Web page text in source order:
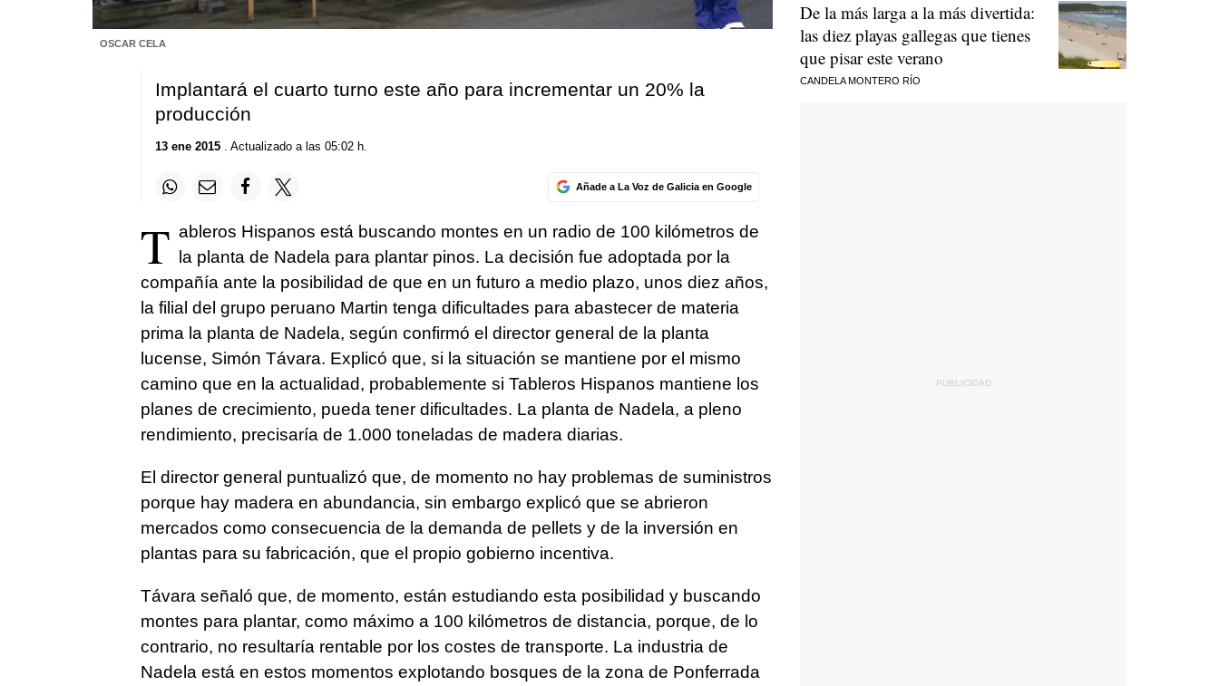
OSCAR CELA
Implantará el cuarto turno este año para incrementar un 20% la
producción
13 ene 2015. Actualizado a las 05:02 h.
Añade a La Voz de Galicia en Google
T ableros Hispanos está buscando montes en un radio de 100 kilómetros de
la planta de Nadela para plantar pinos. La decisión fue adoptada por la
compañía ante la posibilidad de que en un futuro a medio plazo, unos diez años,
la filial del grupo peruano Martin tenga dificultades para abastecer de materia
prima la planta de Nadela, según confirmó el director general de la planta
lucense, Simón Távara. Explicó que, si la situación se mantiene por el mismo
camino que en la actualidad, probablemente si Tableros Hispanos mantiene los
planes de crecimiento, pueda tener dificultades. La planta de Nadela, a pleno
rendimiento, precisaría de 1.000 toneladas de madera diarias.
El director general puntualizó que, de momento no hay problemas de suministros
porque hay madera en abundancia, sin embargo explicó que se abrieron
mercados como consecuencia de la demanda de pellets y de la inversión en
plantas para su fabricación, que el propio gobierno incentiva.
Távara señaló que, de momento, están estudiando esta posibilidad y buscando
montes para plantar, como máximo a 100 kilómetros de distancia, porque, de lo
contrario, no resultaría rentable por los costes de transporte. La industria de
Nadela está en estos momentos explotando bosques de la zona de Ponferrada
De la más larga a la más divertida:
las diez playas gallegas que tienes
que pisar este verano
CANDELA MONTERO RÍO